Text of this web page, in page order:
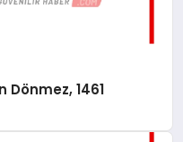
1461